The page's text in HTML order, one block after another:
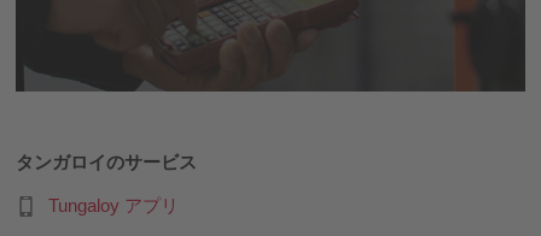
タンガロイのサービス
Tungaloy アプリ